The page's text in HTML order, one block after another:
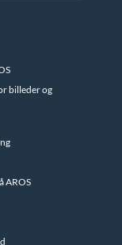
billeder og
AROS